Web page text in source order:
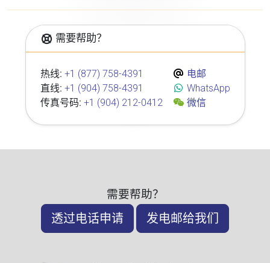
需要帮助？
热线: +1 (877) 758-4391
直线: +1 (904) 758-4391
传真号码: +1 (904) 212-0412
电邮
WhatsApp
微信
需要帮助？
透过电话申请 发电邮给我们